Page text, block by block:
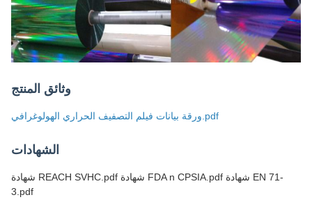
وثائق المنتج
ورقة بيانات فيلم التصفيف الحراري الهولوغرافي.pdf
الشهادات
شهادة REACH SVHC.pdf شهادة FDA n CPSIA.pdf شهادة EN 71-
3.pdf